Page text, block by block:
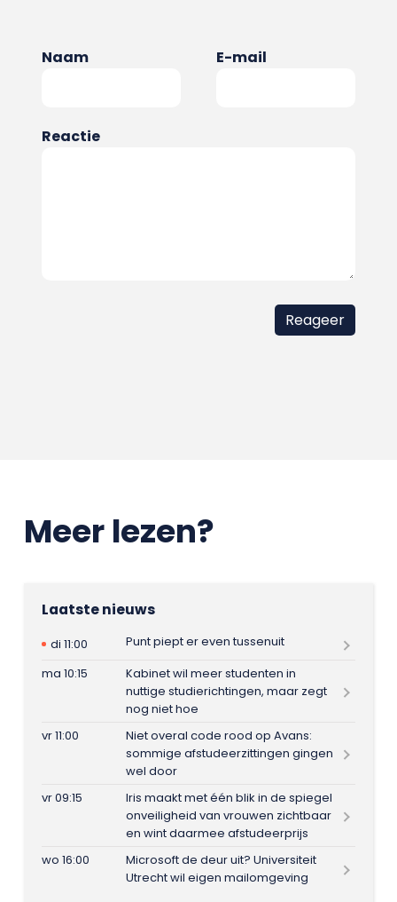
Naam E-mail
Reactie
Meer lezen?
Laatste nieuws
di 11:00
Punt piept er even tussenuit
ma 10:15
Kabinet wil meer studenten in
nuttige studierichtingen, maar zegt
nog niet hoe
vr 11:00
Niet overal code rood op Avans:
sommige afstudeerzittingen gingen
wel door
vr 09:15
Iris maakt met één blik in de spiegel
onveiligheid van vrouwen zichtbaar
en wint daarmee afstudeerprijs
wo 16:00
Microsoft de deur uit? Universiteit
Utrecht wil eigen mailomgeving